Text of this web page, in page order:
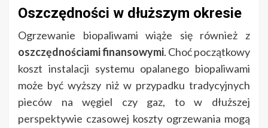
Oszczędności w dłuższym okresie
Ogrzewanie biopaliwami wiąże się również z
oszczędnościami finansowymi. Choć początkowy
koszt instalacji systemu opalanego biopaliwami
może być wyższy niż w przypadku tradycyjnych
pieców na węgiel czy gaz, to w dłuższej
perspektywie czasowej koszty ogrzewania mogą